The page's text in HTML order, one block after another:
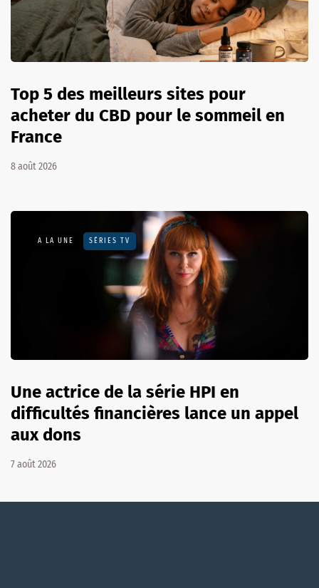
Top 5 des meilleurs sites pour
acheter du CBD pour le sommeil en
France
8 août 2026
A LA UNE SÉRIES TV
Une actrice de la série HPI en
difficultés financières lance un appel
aux dons
7 août 2026